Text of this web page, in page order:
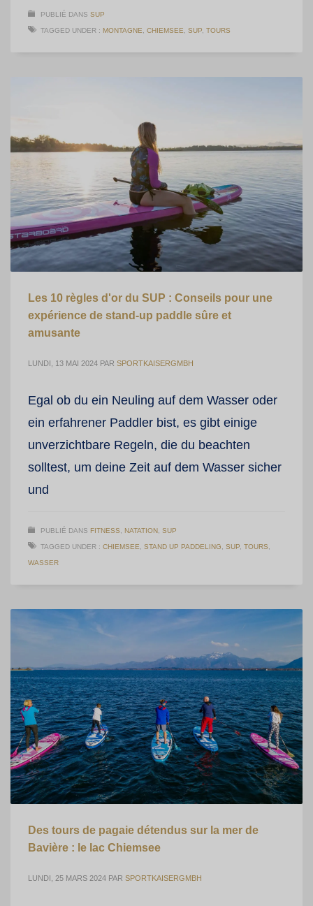
PUBLIÉ DANS SUP
TAGGED UNDER : MONTAGNE, CHIEMSEE, SUP, TOURS
Les 10 règles d'or du SUP : Conseils pour une
expérience de stand-up paddle sûre et
amusante
LUNDI, 13 MAI 2024 PAR SPORTKAISERGMBH
Egal ob du ein Neuling auf dem Wasser oder
ein erfahrener Paddler bist, es gibt einige
unverzichtbare Regeln, die du beachten
solltest, um deine Zeit auf dem Wasser sicher
und
PUBLIÉ DANS FITNESS NATATION SUP
TAGGED UNDER : CHIEMSEE STAND UP PADDELING SUP TOURS
WASSER
Des tours de pagaie détendus sur la mer de
Bavière : le lac Chiemsee
LUNDI, 25 MARS 2024 PAR SPORTKAISERGMBH